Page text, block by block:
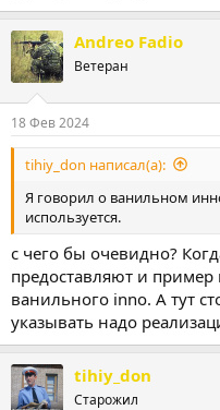
Andreo Fadio
Ветеран
18 Фев 2024
tihiy_don написал(а):
Я говорил о ванильном
используется.
с чего бы очевидно?
предоставляют и пример
ванильного inno. А тут
указывать надо
tihiy_don
Старожил